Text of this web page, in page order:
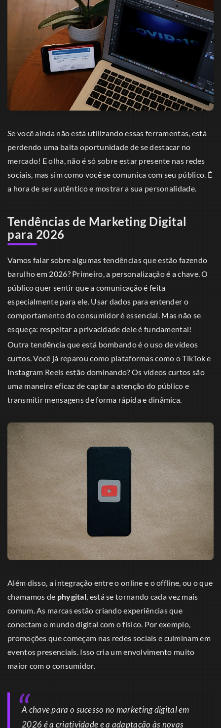
Se você ainda não está utilizando essas ferramentas, está
perdendo uma baita oportunidade de se destacar no
mercado! E olha, não é só sobre estar presente nas redes
sociais, mas sim como você se comunica com seu público. É
a hora de ser autêntico e mostrar a sua personalidade.
Tendências de Marketing Digital
para 2026
Vamos falar sobre algumas tendências que estão fazendo
barulho em 2026? Primeiro, a personalização é a chave. O
público quer sentir que a comunicação é feita
especialmente para ele. Usar dados para entender o
comportamento do consumidor é essencial. Mas não se
esqueça: respeitar a privacidade dele é fundamental!
Outra tendência que está bombando é o uso de vídeos
curtos. Você já reparou como plataformas como o TikTok e
Instagram Reels estão dominando? Os vídeos curtos são
uma maneira eficaz de captar a atenção do público e
transmitir mensagens de forma rápida e dinâmica.
Além disso, a integração entre o online e o offline, ou o que
chamamos de phygital, está se tornando cada vez mais
comum. As marcas estão criando experiências que
conectam o mundo digital com o físico. Por exemplo,
promoções que começam nas redes sociais e culminam em
eventos presenciais. Isso cria um envolvimento muito
maior com o consumidor.
A chave para o sucesso no marketing digital em
2026 é a criatividade e a adaptação às novas